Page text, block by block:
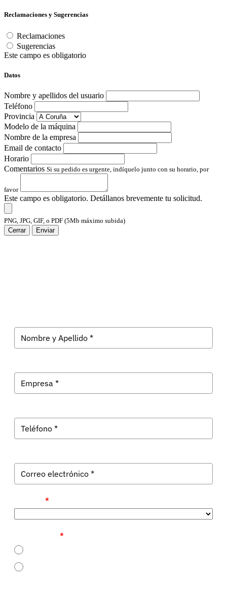
Reclamaciones y Sugerencias
Reclamaciones
Sugerencias
Este campo es obligatorio
Datos
Nombre y apellidos del usuario
Teléfono
Provincia
Modelo de la máquina
Nombre de la empresa
Email de contacto
Horario
Comentarios Si su pedido es urgente, indíquelo junto con su horario, por
favor
Este campo es obligatorio. Detállanos brevemente tu solicitud.
PNG, JPG, GIF, o PDF (5Mb máximo subida)
Cerrar
Enviar
*
*